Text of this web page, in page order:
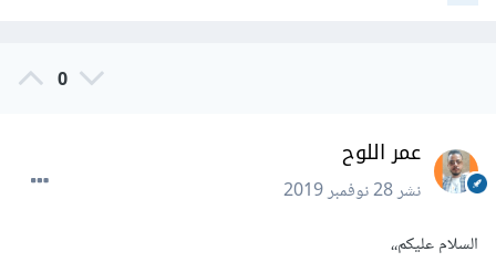
0
عمر اللوح
نشر28 نوفمبر 2019
السلام عليكم،،